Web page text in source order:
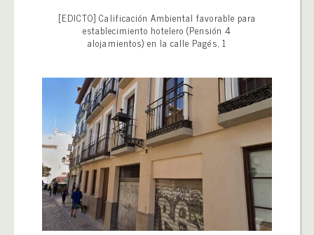
[EDICTO] Calificación Ambiental favorable para
establecimiento hotelero (Pensión 4
alojamientos) en la calle Pagés, 1